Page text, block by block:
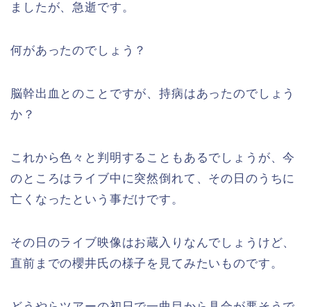
ましたが、急逝です。
何があったのでしょう？
脳幹出血とのことですが、持病はあったのでしょう
か？
これから色々と判明することもあるでしょうが、今
のところはライブ中に突然倒れて、その日のうちに
亡くなったという事だけです。
その日のライブ映像はお蔵入りなんでしょうけど、
直前までの櫻井氏の様子を見てみたいものです。